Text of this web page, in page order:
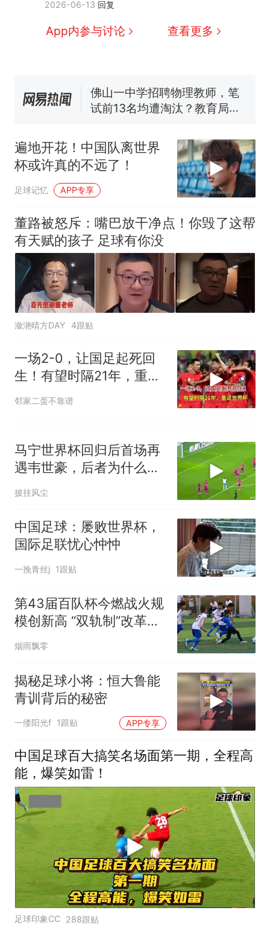
2026-06-13 回复
App内参与讨论 查看更多
热 那个在床头放菜刀的女孩，
因老师一句“跟我回家”改写了
人生搬家报价570元，搬到楼下
试前13名均遭淘汰？教育局：
已叫停招聘，成立调查组全面
笔试第一被第二名传话劝弃考
空调24小时开着反而更省电？
电力部门回应
“不建议大家买深色蛋糕”上热
搜，网友：天塌了！
因老师一句“跟我回家”改写了
人生
遍地开花！中国队离世界
杯或许真的不远了！
足球记忆 APP专享
董路被怒斥：嘴巴放干净点！你毁了这帮
有天赋的孩子 足球有你没
潋滟晴方DAY 4跟贴
一场2-0，让国足起死回
生！有望时隔21年，重返
世界杯
邻家二蛋不靠谱
马宁世界杯回归后首场再
遇韦世豪，后者为什么一
见到他就跑？
披挂风尘
中国足球：屡败世界杯，
国际足联忧心忡忡
一挽青丝j 1跟贴
第43届百队杯今燃战火规
模创新高 “双轨制”改革为
北京青训筑基
烟雨飘零
揭秘足球小将：恒大鲁能
青训背后的秘密
一缕阳光f 1跟贴 APP专享
中国足球百大搞笑名场面第一期，全程高
能，爆笑如雷！
足球印象CC 288跟贴